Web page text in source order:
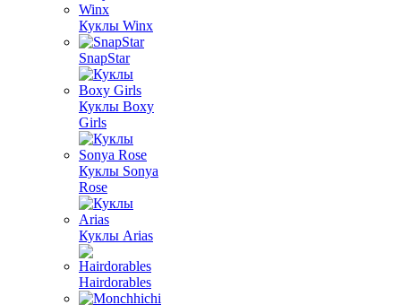
Куклы Winx
SnapStar
Куклы Boxy
Girls
Куклы Sonya
Rose
Куклы Arias
Hairdorables